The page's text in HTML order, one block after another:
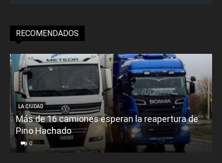
RECOMENDADOS
LA CIUDAD
Más de 16 camiones esperan la reapertura de
Pino Hachado
0